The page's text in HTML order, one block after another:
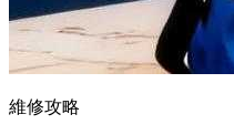
維修攻略